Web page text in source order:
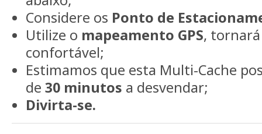
Considere os Ponto de
Utilize o mapeamento GPS,
confortável;
Estimamos que esta Multi-Cache
de 30 minutos a desvendar;
Divirta-se.